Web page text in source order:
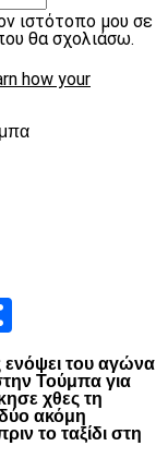
ιστότοπο μου σε
θα σχολιάσω.
how your
ενόψει του αγώνα
Τούμπα για
χθες τη
ακόμη
το ταξίδι στη